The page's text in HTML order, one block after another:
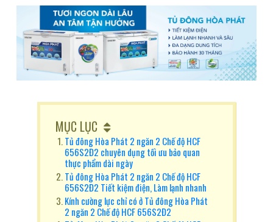
MỤC LỤC
Tủ đông Hòa Phát 2 ngăn 2 Chế độ HCF
656S2Đ2 chuyên dụng tối ưu bảo quan
thực phẩm dài ngày
Tủ đông Hòa Phát 2 ngăn 2 Chế độ HCF
656S2Đ2 Tiết kiệm điện, Làm lạnh nhanh
Kính cường lực chỉ có ở Tủ đông Hòa Phát
2 ngăn 2 Chế độ HCF 656S2Đ2